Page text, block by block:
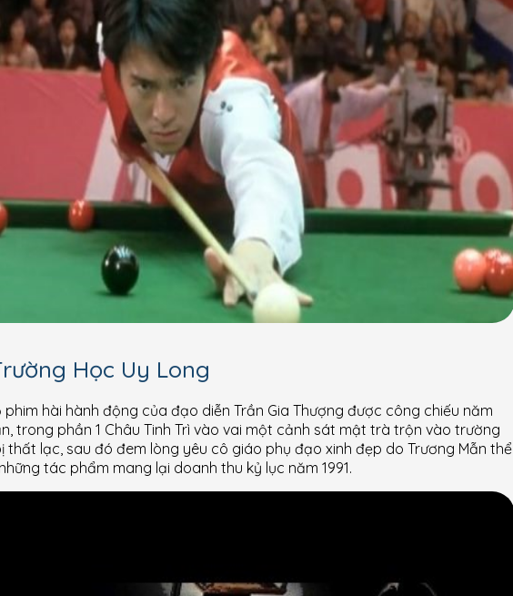
Học Uy Long
hài hành động của đạo diễn Trần Gia Thượng được công chiếu năm
trong phần 1 Châu Tinh Trì vào vai một cảnh sát mật trà trộn vào trường
thất lạc, sau đó đem lòng yêu cô giáo phụ đạo xinh đẹp do Trương Mẫn thể
tác phẩm mang lại doanh thu kỷ lục năm 1991.